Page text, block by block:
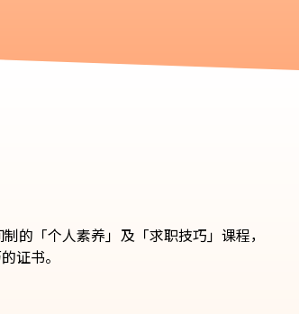
的「个人素养」及「求职技巧」课程，
证书。